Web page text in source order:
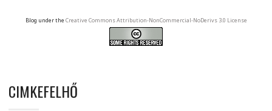
Blog under the Creative Commons Attribution-NonCommercial-NoDerivs 3.0 License
CIMKEFELHŐ